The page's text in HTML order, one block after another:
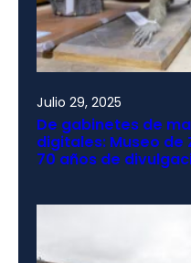
Julio 29, 2025
De gabinetes de
digitales: Museo
70 años de